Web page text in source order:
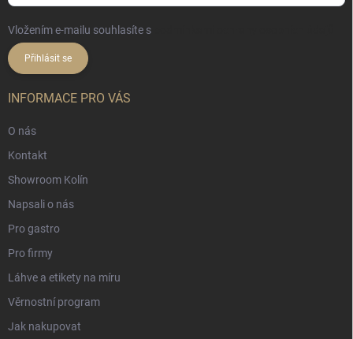
Vložením e-mailu souhlasíte s
Přihlásit se
INFORMACE PRO VÁS
O nás
Kontakt
Showroom Kolín
Napsali o nás
Pro gastro
Pro firmy
Láhve a etikety na míru
Věrnostní program
Jak nakupovat